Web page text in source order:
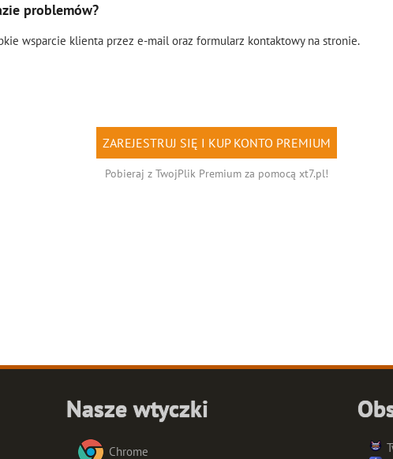
problemów?
wsparcie klienta przez e-mail oraz formularz kontaktowy na stronie.
ZAREJESTRUJ SIĘ I KUP KONTO PREMIUM
Pobieraj z TwojPlik Premium za pomocą xt7.pl!
Nasze wtyczki
Chrome